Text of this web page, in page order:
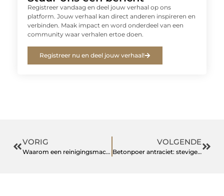
Registreer vandaag en deel jouw verhaal op ons
platform. Jouw verhaal kan direct anderen inspireren en
verbinden. Maak impact en word onderdeel van een
community waar verhalen ertoe doen.
Registreer nu en deel jouw verhaal!
VORIG
Waarom een reinigingsmachine huren dé oplossing is voor uw tuin
VOLGENDE
Betonpoer antraciet: stevige basis voor je tuin